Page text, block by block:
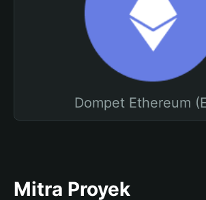
Dompet Ethereum
Mitra Proyek